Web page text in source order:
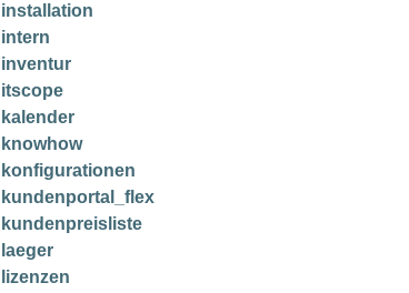
installation
intern
inventur
itscope
kalender
knowhow
konfigurationen
kundenportal_flex
kundenpreisliste
laeger
lizenzen